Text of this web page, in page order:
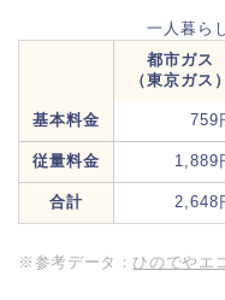
一人暮ら
都市ガス
（東京ガス）
基本料金 759
従量料金 1,889
合計 2,648
※参考データ： ひのでやエ